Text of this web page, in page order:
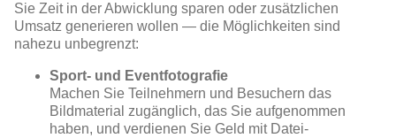
Sie Zeit in der Abwicklung sparen oder zusätzlichen
Umsatz generieren wollen — die Möglichkeiten sind
nahezu unbegrenzt:
Sport- und Eventfotografie
Machen Sie Teilnehmern und Besuchern das
Bildmaterial zugänglich, das Sie aufgenommen
haben, und verdienen Sie Geld mit Datei-